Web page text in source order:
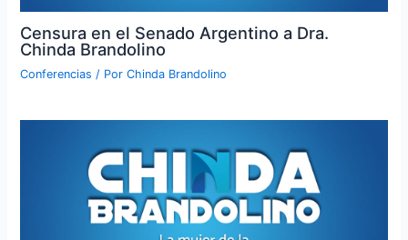
Censura en el Senado Argentino a Dra.
Chinda Brandolino
Conferencias / PorChinda Brandolino